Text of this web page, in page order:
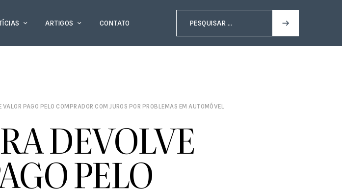
ARTIGOS CONTATO
VALOR PAGO PELO COMPRADOR COM JUROS POR PROBLEMAS EM AUTOMÓVEL
DEVOLVE
PELO